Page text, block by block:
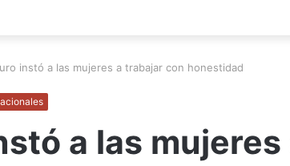
instó a las mujeres a trabajar con honestidad
a las